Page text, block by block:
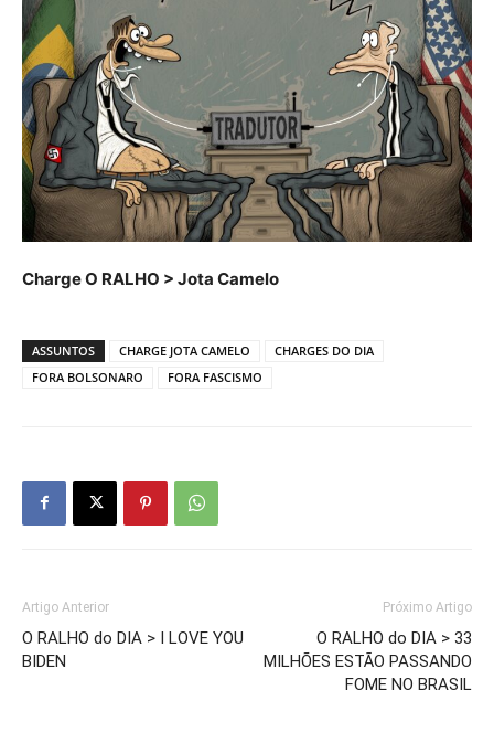
Charge O RALHO > Jota Camelo
ASSUNTOS CHARGE JOTA CAMELO
CHARGES DO DIA
FORA BOLSONARO
FORA FASCISMO
Artigo Anterior
O RALHO do DIA > I LOVE YOU
BIDEN
Próximo Artigo
O RALHO do DIA > 33
MILHÕES ESTÃO PASSANDO
FOME NO BRASIL